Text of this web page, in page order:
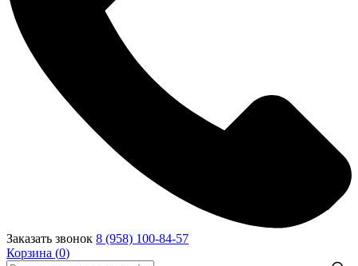
Заказать звонок 8 (958) 100-84-57
Корзина (0)